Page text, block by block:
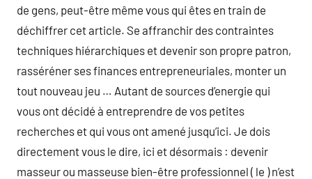
de gens, peut-être même vous qui êtes en train de
déchiffrer cet article. Se affranchir des contraintes
techniques hiérarchiques et devenir son propre patron,
rasséréner ses finances entrepreneuriales, monter un
tout nouveau jeu … Autant de sources d’energie qui
vous ont décidé à entreprendre de vos petites
recherches et qui vous ont amené jusqu’ici. Je dois
directement vous le dire, ici et désormais : devenir
masseur ou masseuse bien-être professionnel ( le ) n’est